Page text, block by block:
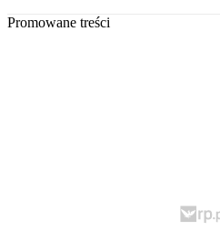
Promowane treści